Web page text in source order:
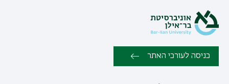
כניסה לעורכי האתר